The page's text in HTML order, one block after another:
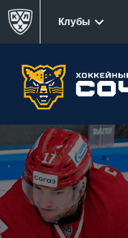
Клубы